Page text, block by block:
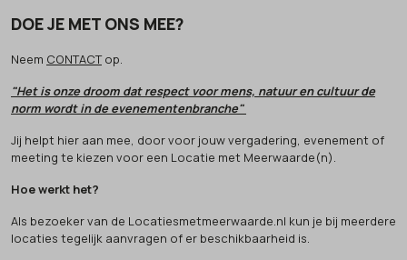
DOE JE MET ONS MEE?
Neem CONTACTop.
"Het is onze droom dat respect voor mens, natuur en cultuur de
norm wordt in de evenementenbranche"
Jij helpt hier aan mee, door voor jouw vergadering, evenement of
meeting te kiezen voor een Locatie met Meerwaarde(n).
Hoe werkt het?
Als bezoeker van de Locatiesmetmeerwaarde.nl kun je bij meerdere
locaties tegelijk aanvragen of er beschikbaarheid is.